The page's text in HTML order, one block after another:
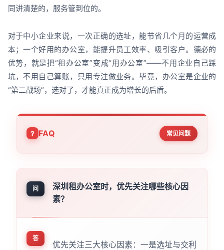
同讲清楚的，服务管到位的。
对于中小企业来说，一次正确的选址，能节省几个月的运营成
本；一个好用的办公室，能提升员工效率、吸引客户。德必的
优势，就是把“租办公室”变成“用办公室”——不用企业自己踩
坑，不用自己算账，只用专注做业务。毕竟，办公室是企业的
“第二战场”，选对了，才能真正成为增长的后盾。
FAQ 常见问题
问
深圳租办公室时，优先关注哪些核心因
素？
答
优先关注三大核心因素：一是选址与交利